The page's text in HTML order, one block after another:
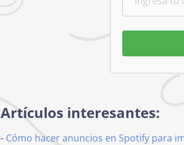
Artículos interesantes:
- Cómo hacer anuncios en Spotify para